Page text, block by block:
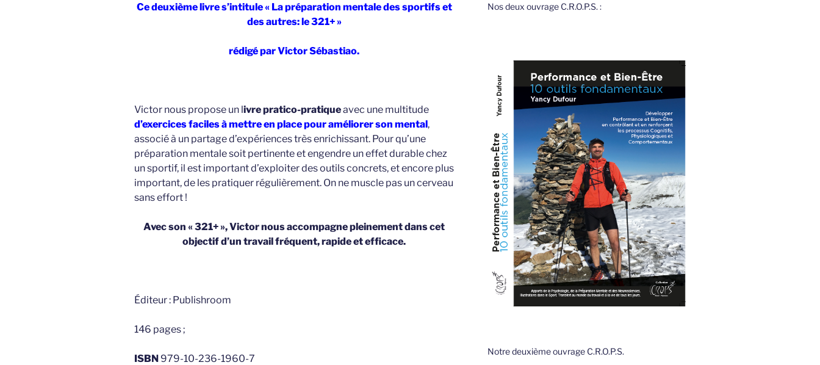
Ce deuxième livre s’intitule « La préparation mentale des sportifs et
des autres: le 321+ »
rédigé par Victor Sébastiao.
Victor nous propose un livre pratico-pratiqueavec une multitude
d’exercices faciles à mettre en place pour améliorer son mental,
associé à un partage d’expériences très enrichissant. Pour qu’une
préparation mentale soit pertinente et engendre un effet durable chez
un sportif, il est important d’exploiter des outils concrets, et encore plus
important, de les pratiquer régulièrement. On ne muscle pas un cerveau
sans effort !
Avec son « 321+ », Victor nous accompagne pleinement dans cet
objectif d’un travail fréquent, rapide et efficace.
Éditeur : Publishroom
146 pages ;
ISBN 979-10-236-1960-7
Nos deux ouvrage C.R.O.P.S. :
Notre deuxième ouvrage C.R.O.P.S.